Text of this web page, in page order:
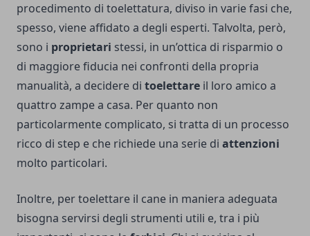
procedimento di toelettatura, diviso in varie fasi che,
spesso, viene affidato a degli esperti. Talvolta, però,
sono i proprietari stessi, in un’ottica di risparmio o
di maggiore fiducia nei confronti della propria
manualità, a decidere di toelettare il loro amico a
quattro zampe a casa. Per quanto non
particolarmente complicato, si tratta di un processo
ricco di step e che richiede una serie di attenzioni
molto particolari.
Inoltre, per toelettare il cane in maniera adeguata
bisogna servirsi degli strumenti utili e, tra i più